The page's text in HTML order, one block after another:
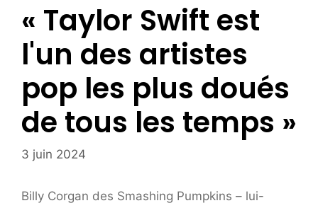
« Taylor Swift est
l'un des artistes
pop les plus doués
de tous les temps »
3 juin 2024
Billy Corgan des Smashing Pumpkins – lui-